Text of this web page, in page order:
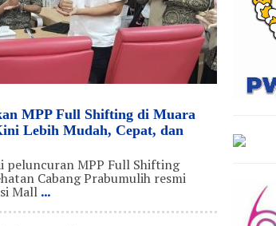
MPP Full Shifting di Muara
Lebih Mudah, Cepat, dan
peluncuran MPP Full Shifting
Cabang Prabumulih resmi
Mall ...